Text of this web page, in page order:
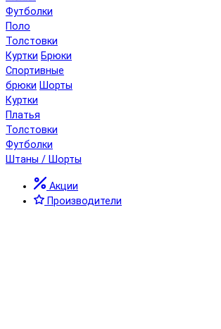
Футболки
Поло
Толстовки
Куртки Брюки
Спортивные
брюки Шорты
Куртки
Платья
Толстовки
Футболки
Штаны / Шорты
Акции
Производители